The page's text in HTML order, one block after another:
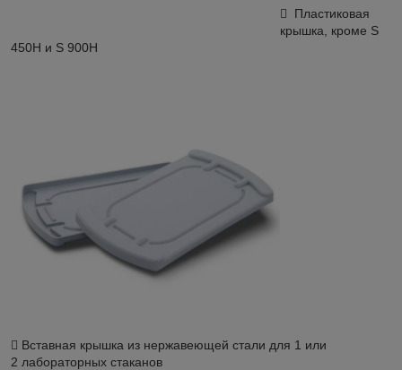
 Пластиковая
крышка, кроме S
450H и S 900H
 Вставная крышка из нержавеющей стали для 1 или
2 лабораторных стаканов